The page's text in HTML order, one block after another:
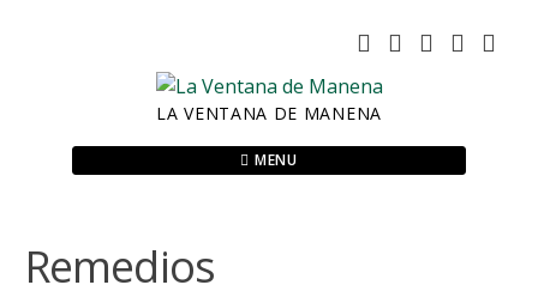
LA VENTANA DE MANENA
MENU
Remedios